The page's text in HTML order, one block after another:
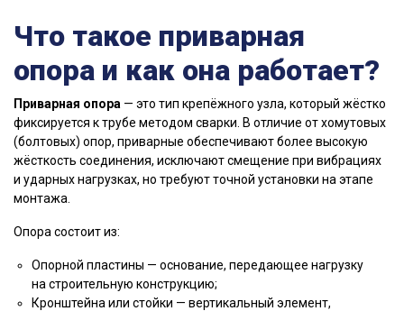
Что такое приварная
опора и как она работает?
Приварная опора — это тип крепёжного узла, который жёстко
фиксируется к трубе методом сварки. В отличие от хомутовых
(болтовых) опор, приварные обеспечивают более высокую
жёсткость соединения, исключают смещение при вибрациях
и ударных нагрузках, но требуют точной установки на этапе
монтажа.
Опора состоит из:
Опорной пластины — основание, передающее нагрузку
на строительную конструкцию;
Кронштейна или стойки — вертикальный элемент,